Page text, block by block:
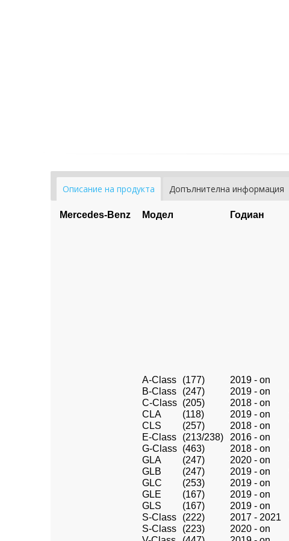
Описание на продукта Допълнителна информация
Mercedes-Benz Модел Годиан
A-Class (177) 2019 - on
B-Class (247)
2019 - on
C-Class (205)
2018 - on
CLA
(118)
2019 - on
CLS
(257)
2018 - on
E-Class
(213/238)
2016 - on
G-Class (463)
2018 - on
GLA
(247)
2020 - on
GLB
(247)
2019 - on
GLC
(253)
2019 - on
GLE
(167)
2019 - on
GLS
(167)
2019 - on
S-Class
(222)
2017 - 2021
S-Class
(223)
2020 - on